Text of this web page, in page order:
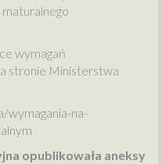
maturalnego
wymagań
stronie Ministerstwa
wymagania-na-
opublikowała aneksy